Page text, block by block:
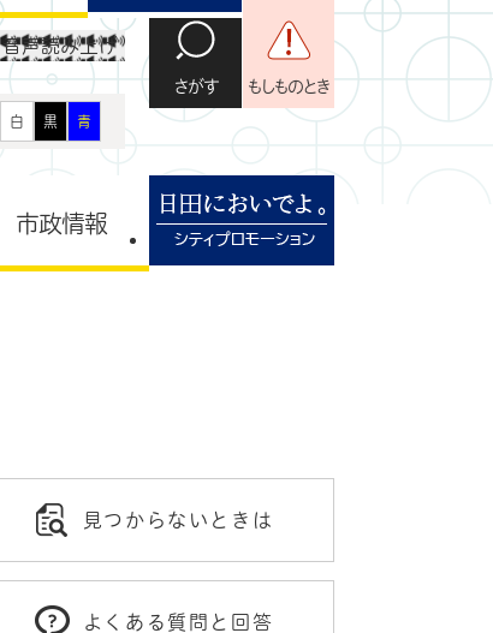
音声読み上げ
白 黒 青
さがす もしものとき
市政情報
見つからないときは
よくある質問と回答